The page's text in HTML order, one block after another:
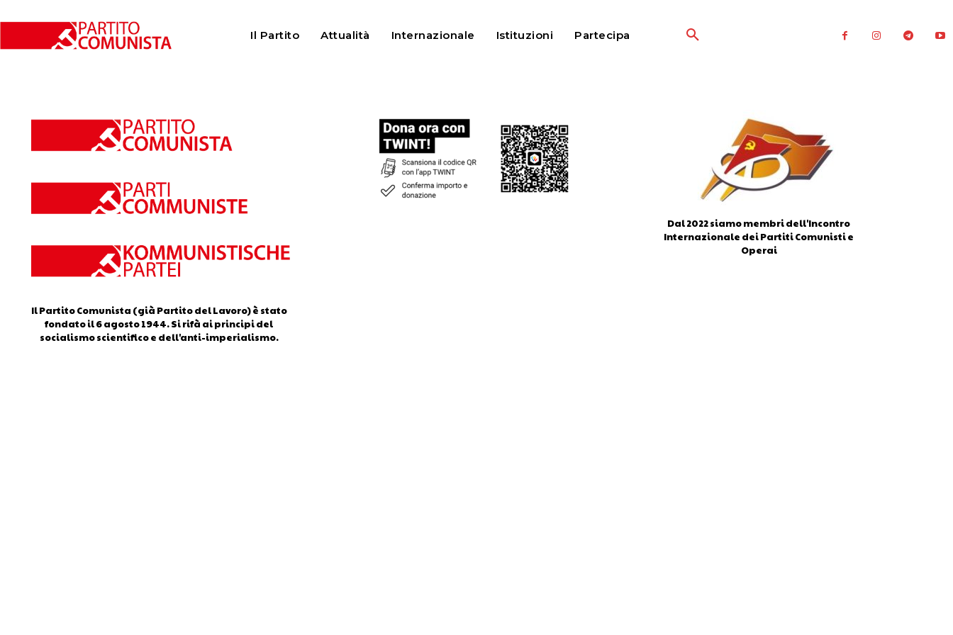
Il Partito Attualità Internazionale Istituzioni Partecipa
Home Calendario
Calendario
Il Partito Comunista (già Partito del Lavoro) è stato
fondato il 6 agosto 1944. Si rifà ai principi del
socialismo scientifico e dell'anti-imperialismo.
Dal 2022 siamo membri dell'Incontro
Internazionale dei Partiti Comunisti e
Operai